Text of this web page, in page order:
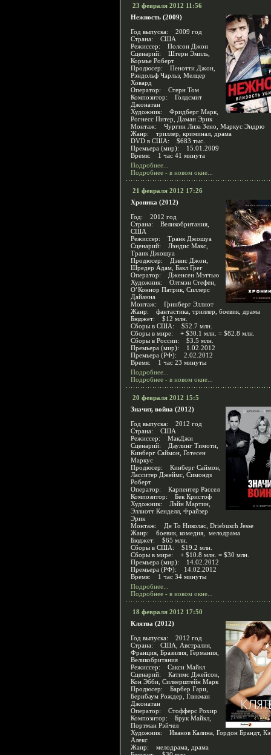
23 февраля 2012 11:56
Нежность (2009)
Год выпуска: 2009 год
Страна: США
Режиссер: Полсон Джон
Сценарий: Штерн Эмиль,
Кормье Роберт
Продюсер: Пенотти Джон,
Рэндольф Чарльз, Мелцер
Ховард
Оператор: Стерн Том
Композитор: Голдсмит
Джонатан
Художник: Фридберг Марк,
Рогнесс Питер, Даман Эрик
Монтаж: Чургин Лиза Зено, Маркус Эндрю
Жанр: триллер, криминал, драма
DVD в США: $683 тыс.
Премьера (мир): 15.01.2009
Время: 1 час 41 минута
Подробнее...
Подробнее - в новом окне...
21 февраля 2012 17:26
Хроника (2012)
Год: 2012 год
Страна: Великобритания,
США
Режиссер: Транк Джошуа
Сценарий: Лэндис Макс,
Транк Джошуа
Продюсер: Дэвис Джон,
Шредер Адам, Бакл Грег
Оператор: Дженсен Мэттью
Художник: Олтмэн Стефен,
О’Коннор Патрик, Силлерс
Дайанна
Монтаж: Гринберг Эллиот
Жанр: фантастика, триллер, боевик, драма
Бюджет: $12 млн.
Сборы в США: $52.7 млн.
Сборы в мире: + $30.1 млн. = $82.8 млн.
Сборы в России: $3.5 млн.
Премьера (мир): 1.02.2012
Премьера (РФ): 2.02.2012
Время: 1 час 23 минуты
Подробнее...
Подробнее - в новом окне...
20 февраля 2012 15:5
Значит, война (2012)
Год выпуска: 2012 год
Страна: США
Режиссер: МакДжи
Сценарий: Даулинг Тимоти,
Кинберг Саймон, Готесен
Маркус
Продюсер: Кинберг Саймон,
Ласситер Джеймс, Симондз
Роберт
Оператор: Карпентер Рассел
Композитор: Бек Кристоф
Художник: Лэйн Мартин,
Эллиотт Кенделл, Фрайзер
Эрик
Монтаж: Де То Николас, Driebusch Jesse
Жанр: боевик, комедия, мелодрама
Бюджет: $65 млн.
Сборы в США: $19.2 млн.
Сборы в мире: + $10.8 млн. = $30 млн.
Премьера (мир): 14.02.2012
Премьера (РФ): 14.02.2012
Время: 1 час 34 минуты
Подробнее...
Подробнее - в новом окне...
18 февраля 2012 17:50
Клятва (2012)
Год выпуска: 2012 год
Страна: США, Австралия,
Франция, Бразилия, Германия,
Великобритания
Режиссер: Сакси Майкл
Сценарий: Катимс Джейсон,
Кон Эбби, Силверштейн Марк
Продюсер: Барбер Гари,
Бернбаум Рождер, Гликман
Джонатан
Оператор: Стофферс Рохир
Композитор: Брук Майкл,
Портман Рэйчел
Художник: Иванов Калина, Гордон Брандт,
Алекс
Жанр: мелодрама, драма